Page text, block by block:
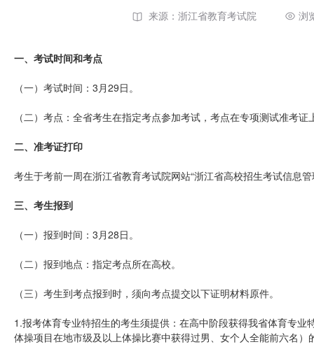
来源：浙江省教育考试院 浏
一、考试时间和考点
（一）考试时间：3月29日。
（二）考点：全省考生在指定考点参加考试，考点在专项测试准考证
二、准考证打印
考生于考前一周在浙江省教育考试院网站“浙江省高校招生考试信息
三、考生报到
（一）报到时间：3月28日。
（二）报到地点：指定考点所在高校。
（三）考生到考点报到时，须向考点提交以下证明材料原件。
1.报考体育专业特招生的考生须提供：在高中阶段获得我省体育专
体操项目在地市级及以上体操比赛中获得过男、女个人全能前六名